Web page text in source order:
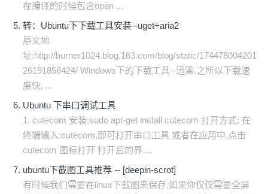
在编译的时候包含open ...
转：Ubuntu下下载工具安装--uget+aria2
原文地
址:http://burner1024.blog.163.com/blog/static/174478004201
26191858424/ Windows下的下载工具--迅雷,之所以下载速
度快, ...
Ubuntu 下串口调试工具
1. cutecom 安装:sudo apt-get install cutecom 打开方式: 在
终端输入:cutecom,即可打开串口工具 或者在应用中,点击
cutecom 图标打开 打开后的界 ...
ubuntu下截图工具推荐 -- [deepin-scrot]
有时候我们需要在linux下截图来保存.如果你仅仅需要全屏